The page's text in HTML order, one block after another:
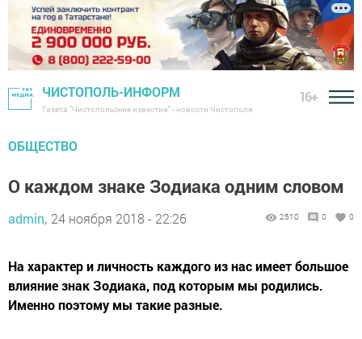
ЧИСТОПОЛЬ-ИНФОРМ
Газета "Чистопольские известия" - новости Чистополя
16+
ОБЩЕСТВО
О каждом знаке Зодиака одним словом
admin, 24 ноября 2018 - 22:26 2510 0 0
На характер и личность каждого из нас имеет большое
влияние знак Зодиака, под которым мы родились.
Именно поэтому мы такие разные.